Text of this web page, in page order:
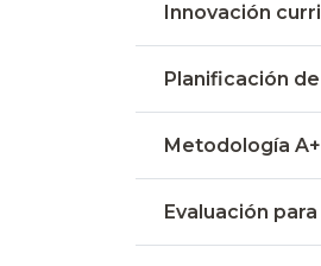
Innovación
Planificación
Metodología
Evaluación